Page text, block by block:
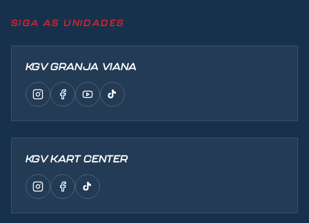
SIGA AS UNIDADES
KGV GRANJA VIANA
KGV KART CENTER